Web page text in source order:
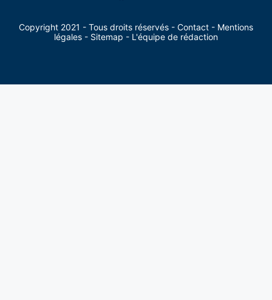
Copyright 2021 - Tous droits réservés - Contact - Mentions
légales - Sitemap - L'équipe de rédaction